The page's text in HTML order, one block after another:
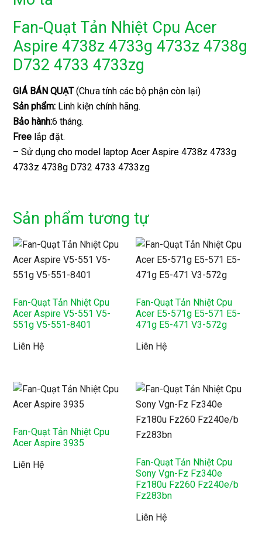
Fan-Quạt Tản Nhiệt Cpu Acer
Aspire 4738z 4733g 4733z 4738g
D732 4733 4733zg
GIÁ BÁN QUẠT(Chưa tính các bộ phận còn lại)
Sản phẩm: Linh kiện chính hãng.
Bảo hành:6 tháng.
Free lắp đặt.
– Sử dụng cho model laptop Acer Aspire 4738z 4733g
4733z 4738g D732 4733 4733zg
Sản phẩm tương tự
Fan-Quạt Tản Nhiệt Cpu
Acer Aspire V5-551 V5-
551g V5-551-8401
Liên Hệ
Fan-Quạt Tản Nhiệt Cpu
Acer E5-571g E5-571 E5-
471g E5-471 V3-572g
Liên Hệ
Fan-Quạt Tản Nhiệt Cpu
Acer Aspire 3935
Liên Hệ
Fan-Quạt Tản Nhiệt Cpu
Sony Vgn-Fz Fz340e
Fz180u Fz260 Fz240e/b
Fz283bn
Liên Hệ